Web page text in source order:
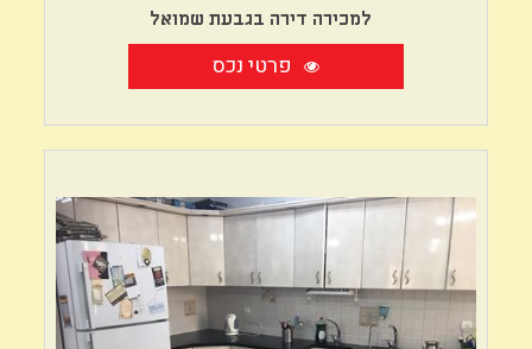
למכירה דירה בגבעת שמואל
פרטי נכס